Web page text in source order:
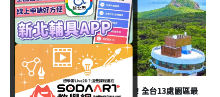
國家森林遊樂區門票支援全支付！全台13處園區最
臺北